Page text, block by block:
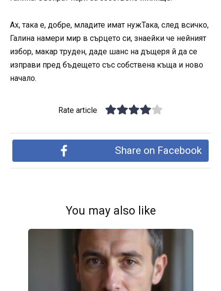
Ах, така е, добре, младите имат нужТака, след всичко,
Галина намери мир в сърцето си, знаейки че нейният
избор, макар труден, даде шанс на дъщеря й да се
изправи пред бъдещето със собствена къща и ново
начало.
Rate article
Share on Facebook
You may also like